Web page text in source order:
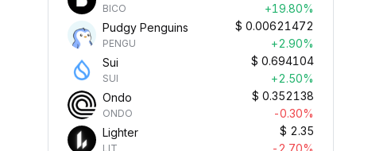
BICO
+19.80%
Pudgy Penguins
PENGU
$ 0.00621472
+2.90%
Sui
SUI
$ 0.694104
+2.50%
Ondo
ONDO
$ 0.352138
-0.30%
Lighter
LIT
$ 2.35
-2.70%